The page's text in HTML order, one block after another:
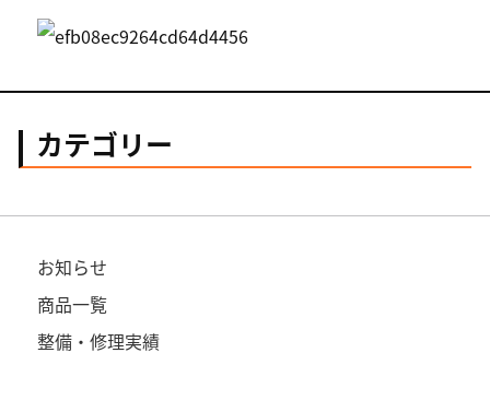
カテゴリー
お知らせ
商品一覧
整備・修理実績